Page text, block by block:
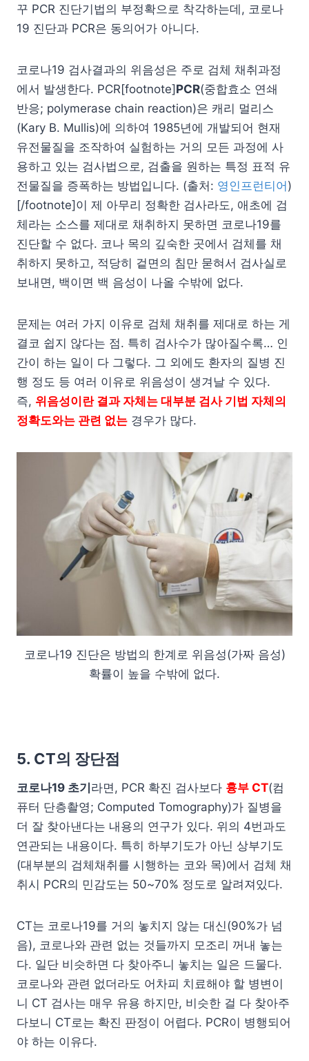
꾸 PCR 진단기법의 부정확으로 착각하는데, 코로나
19 진단과 PCR은 동의어가 아니다.
코로나19 검사결과의 위음성은 주로 검체 채취과정
에서 발생한다. PCR[footnote]PCR(중합효소 연쇄
반응; polymerase chain reaction)은 캐리 멀리스
(Kary B. Mullis)에 의하여 1985년에 개발되어 현재
유전물질을 조작하여 실험하는 거의 모든 과정에 사
용하고 있는 검사법으로, 검출을 원하는 특정 표적 유
전물질을 증폭하는 방법입니다. (출처: 영인프런티어)
[/footnote]이 제 아무리 정확한 검사라도, 애초에 검
체라는 소스를 제대로 채취하지 못하면 코로나19를
진단할 수 없다. 코나 목의 깊숙한 곳에서 검체를 채
취하지 못하고, 적당히 겉면의 침만 묻혀서 검사실로
보내면, 백이면 백 음성이 나올 수밖에 없다.
문제는 여러 가지 이유로 검체 채취를 제대로 하는 게
결코 쉽지 않다는 점. 특히 검사수가 많아질수록… 인
간이 하는 일이 다 그렇다. 그 외에도 환자의 질병 진
행 정도 등 여러 이유로 위음성이 생겨날 수 있다.
즉, 위음성이란 결과 자체는 대부분 검사 기법 자체의
정확도와는 관련 없는 경우가 많다.
코로나19 진단은 방법의 한계로 위음성(가짜 음성)
확률이 높을 수밖에 없다.
5. CT의 장단점
코로나19 초기 라면, PCR 확진 검사보다 흉부 CT(컴
퓨터 단층촬영; Computed Tomography)가 질병을
더 잘 찾아낸다는 내용의 연구가 있다. 위의 4번과도
연관되는 내용이다. 특히 하부기도가 아닌 상부기도
(대부분의 검체채취를 시행하는 코와 목)에서 검체 채
취시 PCR의 민감도는 50~70% 정도로 알려져있다.
CT는 코로나19를 거의 놓치지 않는 대신(90%가 넘
음), 코로나와 관련 없는 것들까지 모조리 꺼내 놓는
다. 일단 비슷하면 다 찾아주니 놓치는 일은 드물다.
코로나와 관련 없더라도 어차피 치료해야 할 병변이
니 CT 검사는 매우 유용 하지만, 비슷한 걸 다 찾아주
다보니 CT로는 확진 판정이 어렵다. PCR이 병행되어
야 하는 이유다.